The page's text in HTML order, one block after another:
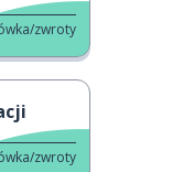
zwroty
zwroty